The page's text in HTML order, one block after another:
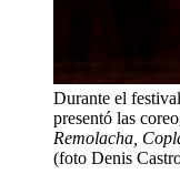
Durante el
presentó las
Remolacha,
(foto Denis